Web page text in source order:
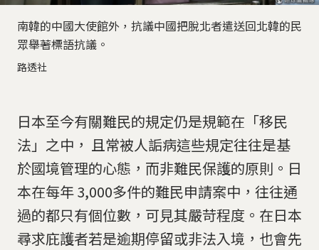
南韓的中國大使館外，抗議中國把脫北者遣送回北韓的民
眾舉著標語抗議。
路透社
日本至今有關難民的規定仍是規範在「移民
法」之中， 且常被人詬病這些規定往往是基
於國境管理的心態，而非難民保護的原則。日
本在每年 3,000多件的難民申請案中，往往通
過的都只有個位數，可見其嚴苛程度。在日本
尋求庇護者若是逾期停留或非法入境，也會先